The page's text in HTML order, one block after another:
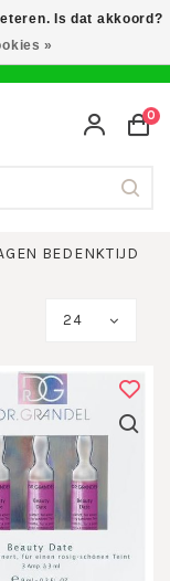
0
24
Is dat akkoord?
»